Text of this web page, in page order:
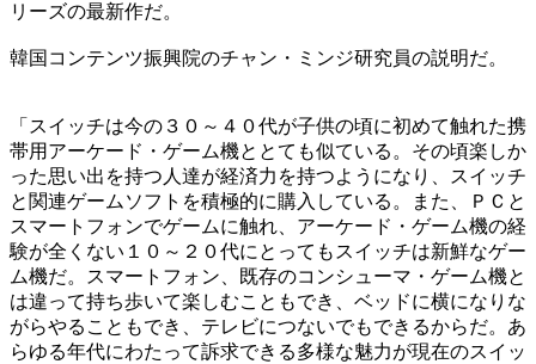
リーズの最新作だ。
韓国コンテンツ振興院のチャン・ミンジ研究員の説明だ。
「スイッチは今の３０～４０代が子供の頃に初めて触れた携
帯用アーケード・ゲーム機ととても似ている。その頃楽しか
った思い出を持つ人達が経済力を持つようになり、スイッチ
と関連ゲームソフトを積極的に購入している。また、ＰＣと
スマートフォンでゲームに触れ、アーケード・ゲーム機の経
験が全くない１０～２０代にとってもスイッチは新鮮なゲー
ム機だ。スマートフォン、既存のコンシューマ・ゲーム機と
は違って持ち歩いて楽しむこともでき、ベッドに横になりな
がらやることもでき、テレビにつないでもできるからだ。あ
らゆる年代にわたって訴求できる多様な魅力が現在のスイッ